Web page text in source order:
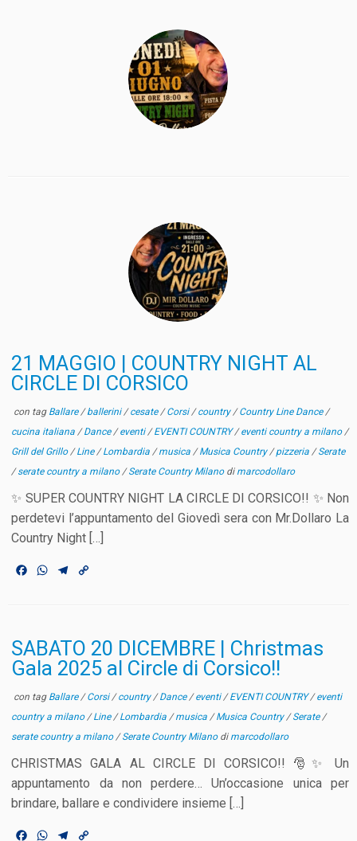
21 MAGGIO | COUNTRY NIGHT AL
CIRCLE DI CORSICO
con tag Ballare/ballerini/cesate/Corsi/country/Country Line Dance/
cucina italiana/Dance/eventi/EVENTI COUNTRY/eventi country a milano/
Grill del Grillo/Line/Lombardia/musica/Musica Country/pizzeria/Serate
/serate country a milano/Serate Country Milano di marcodollaro
✨ SUPER COUNTRY NIGHT LA CIRCLE DI CORSICO!! ✨ Non
perdetevi l’appuntamento del Giovedì sera con Mr.Dollaro La
Country Night […]
o
o
k
W
A
p
p
r
a
m
i
n
k
SABATO 20 DICEMBRE | Christmas
Gala 2025 al Circle di Corsico!!
con tag Ballare/Corsi/country/Dance/eventi/EVENTI COUNTRY/eventi
country a milano/Line/Lombardia/musica/Musica Country/Serate/
serate country a milano/Serate Country Milano di marcodollaro
CHRISTMAS GALA AL CIRCLE DI CORSICO!! 🎅✨ Un
appuntamento da non perdere… Un’occasione unica per
brindare, ballare e condividere insieme […]
W